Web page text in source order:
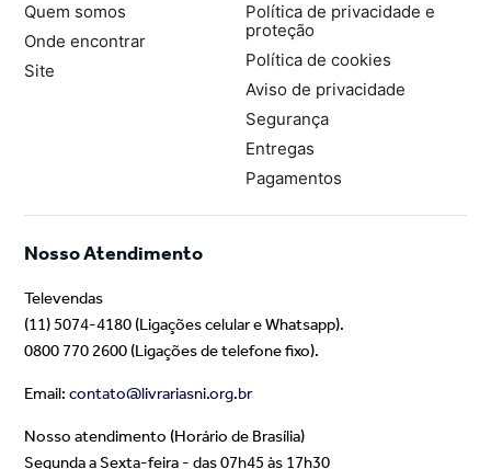
Quem somos
Onde encontrar
Site
Política de privacidade e
proteção
Política de cookies
Aviso de privacidade
Segurança
Entregas
Pagamentos
Nosso Atendimento
Televendas
(11) 5074-4180 (Ligações celular e Whatsapp).
0800 770 2600 (Ligações de telefone fixo).
Email:contato@livrariasni.org.br
Nosso atendimento (Horário de Brasília)
Segunda a Sexta-feira - das 07h45 às 17h30